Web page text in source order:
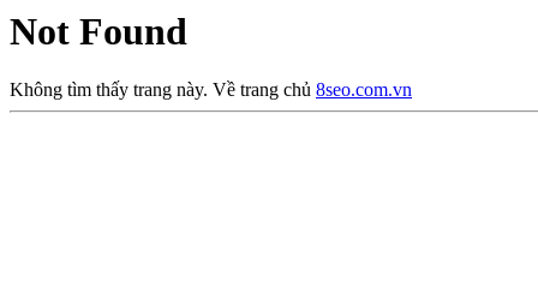
Not Found
Không tìm thấy trang này. Về trang chủ 8seo.com.vn